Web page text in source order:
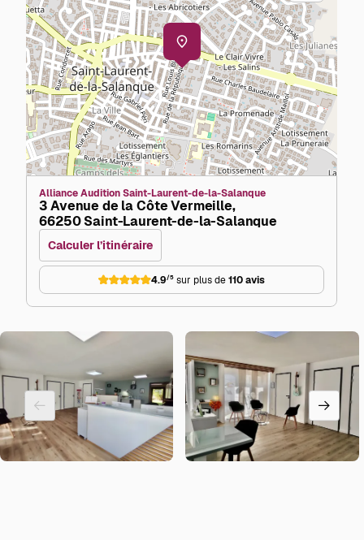
Alliance Audition Saint-Laurent-de-la-Salanque
3 Avenue de la Côte Vermeille,
66250 Saint-Laurent-de-la-Salanque
Calculer l’itinéraire
4.9/5 sur plus de110 avis